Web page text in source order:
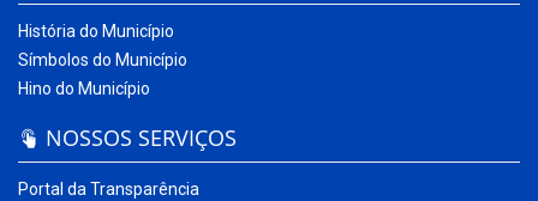
História do Município
Símbolos do Município
Hino do Município
NOSSOS SERVIÇOS
Portal da Transparência